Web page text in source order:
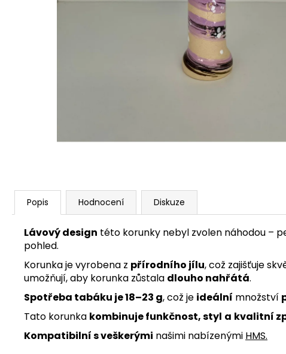
Popis Hodnocení Diskuze
Lávový design této korunky nebyl zvolen náhodou –
pohled.
Korunka je vyrobena z přírodního jílu, což zajišťuje
umožňují, aby korunka zůstala dlouho nahřátá.
Spotřeba tabáku je18–23 g, což je ideální množství
Tato korunka kombinuje funkčnost, styl a kvalitní
Kompatibilní s veškerými našimi nabízenými HMS.